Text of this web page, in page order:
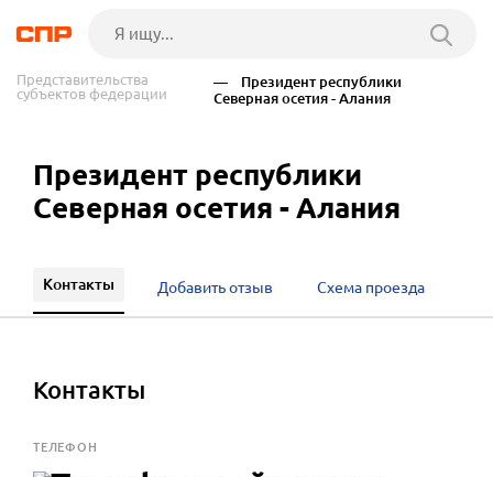
Представительства
субъектов федерации
— Президент республики
Северная осетия - Алания
Президент республики
Северная осетия - Алания
Контакты Добавить отзыв Схема проезда
Контакты
ТЕЛЕФОН